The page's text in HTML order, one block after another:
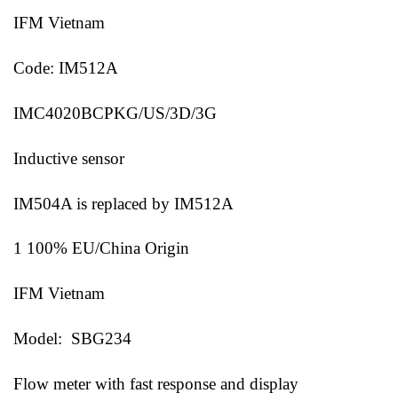
IFM Vietnam
Code: IM512A
IMC4020BCPKG/US/3D/3G
Inductive sensor
IM504A is replaced by IM512A
1 100% EU/China Origin
IFM Vietnam
Model: SBG234
Flow meter with fast response and display